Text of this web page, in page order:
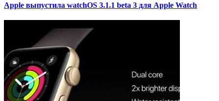
Apple выпустила watchOS 3.1.1 beta 3 для Apple Watch